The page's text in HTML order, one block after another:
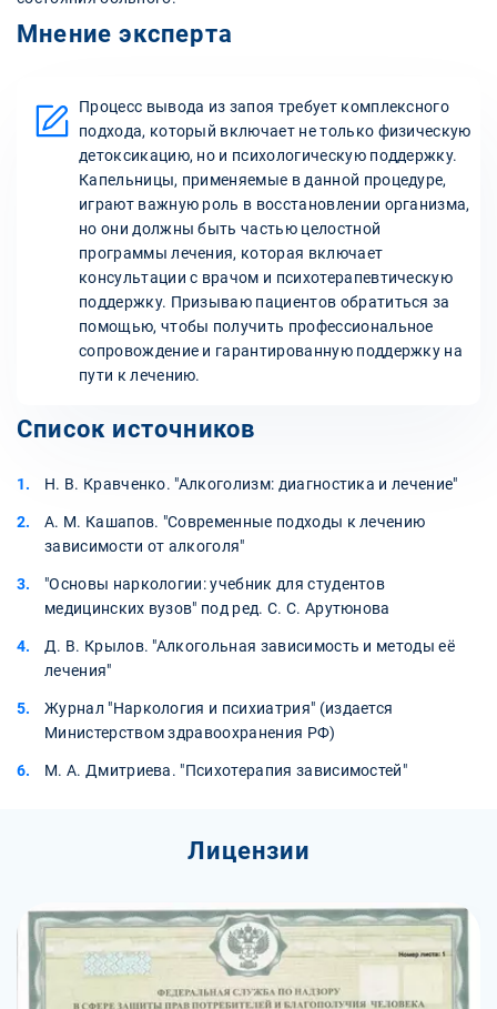
Мнение эксперта
Процесс вывода из запоя требует комплексного
подхода, который включает не только физическую
детоксикацию, но и психологическую поддержку.
Капельницы, применяемые в данной процедуре,
играют важную роль в восстановлении организма,
но они должны быть частью целостной
программы лечения, которая включает
консультации с врачом и психотерапевтическую
поддержку. Призываю пациентов обратиться за
помощью, чтобы получить профессиональное
сопровождение и гарантированную поддержку на
пути к лечению.
Список источников
Н. В. Кравченко. "Алкоголизм: диагностика и лечение"
А. М. Кашапов. "Современные подходы к лечению
зависимости от алкоголя"
"Основы наркологии: учебник для студентов
медицинских вузов" под ред. С. С. Арутюнова
Д. В. Крылов. "Алкогольная зависимость и методы её
лечения"
Журнал "Наркология и психиатрия" (издается
Министерством здравоохранения РФ)
М. А. Дмитриева. "Психотерапия зависимостей"
Лицензии